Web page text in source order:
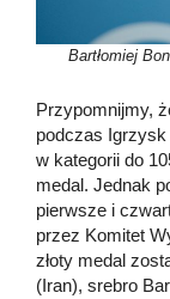
Bartłomiej
Przypomnijmy,
podczas Igrzysk
w kategorii do
medal. Jednak
pierwsze i
przez Komitet
złoty medal
(Iran), srebro